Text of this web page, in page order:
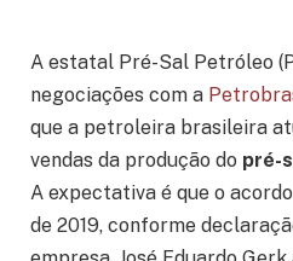
A estatal Pré-Sal Petróleo
negociações com a
que a petroleira brasileira
vendas da produção do pré-
A expectativa é que o
de 2019, conforme